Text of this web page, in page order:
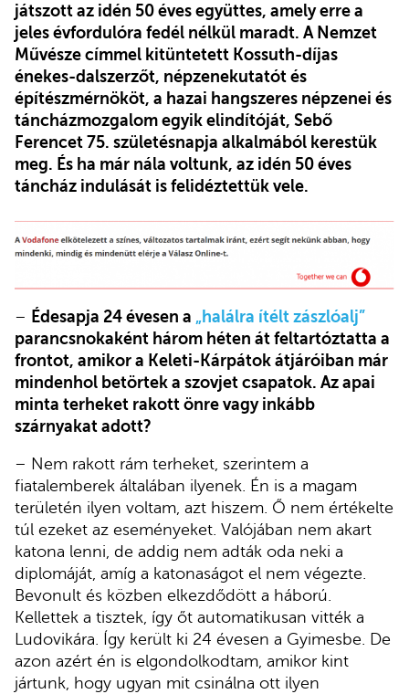
játszott az idén 50 éves együttes, amely erre a
jeles évfordulóra fedél nélkül maradt. A Nemzet
Művésze címmel kitüntetett Kossuth-díjas
énekes-dalszerzőt, népzenekutatót és
építészmérnököt, a hazai hangszeres népzenei és
táncházmozgalom egyik elindítóját, Sebő
Ferencet 75. születésnapja alkalmából kerestük
meg. És ha már nála voltunk, az idén 50 éves
táncház indulását is felidéztettük vele.
– Édesapja 24 évesen a „halálra ítélt zászlóalj”
parancsnokaként három héten át feltartóztatta a
frontot, amikor a Keleti-Kárpátok átjáróiban már
mindenhol betörtek a szovjet csapatok. Az apai
minta terheket rakott önre vagy inkább
szárnyakat adott?
– Nem rakott rám terheket, szerintem a
fiatalemberek általában ilyenek. Én is a magam
területén ilyen voltam, azt hiszem. Ő nem értékelte
túl ezeket az eseményeket. Valójában nem akart
katona lenni, de addig nem adták oda neki a
diplomáját, amíg a katonaságot el nem végezte.
Bevonult és közben elkezdődött a háború.
Kellettek a tisztek, így őt automatikusan vitték a
Ludovikára. Így került ki 24 évesen a Gyimesbe. De
azon azért én is elgondolkodtam, amikor kint
jártunk, hogy ugyan mit csinálna ott ilyen